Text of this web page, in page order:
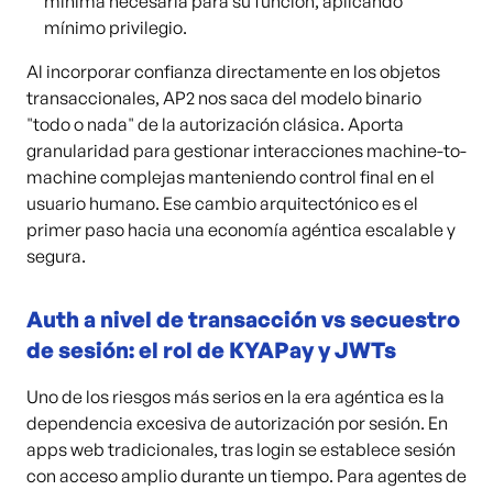
mínimo privilegio.
Al incorporar confianza directamente en los objetos
transaccionales, AP2 nos saca del modelo binario
"todo o nada" de la autorización clásica. Aporta
granularidad para gestionar interacciones machine-to-
machine complejas manteniendo control final en el
usuario humano. Ese cambio arquitectónico es el
primer paso hacia una economía agéntica escalable y
segura.
Auth a nivel de transacción vs secuestro
de sesión: el rol de KYAPay y JWTs
Uno de los riesgos más serios en la era agéntica es la
dependencia excesiva de autorización por sesión. En
apps web tradicionales, tras login se establece sesión
con acceso amplio durante un tiempo. Para agentes de